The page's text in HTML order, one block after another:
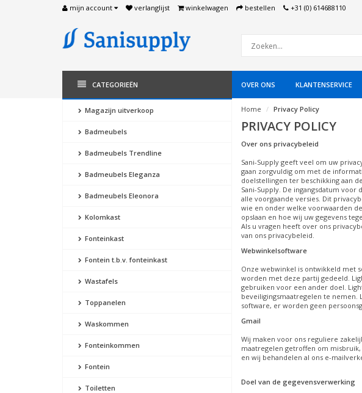
mijn account verlanglijst winkelwagen bestellen +31 (0) 614688110
CATEGORIEËN OVER ONS KLANTENSERVICE
Magazijn uitverkoop
Badmeubels
Badmeubels Trendline
Badmeubels Eleganza
Badmeubels Eleonora
Kolomkast
Fonteinkast
Fontein t.b.v. fonteinkast
Wastafels
Toppanelen
Waskommen
Fonteinkommen
Fontein
Toiletten
Home Privacy Policy
PRIVACY POLICY
Over ons privacybeleid
Sani-Supply geeft veel om uw
gaan zorgvuldig om met de
doelstellingen ter beschikking aan
Sani-Supply. De ingangsdatum
alle voorgaande versies. Dit
wie en onder welke voorwaarden
opslaan en hoe wij uw gegevens
Als u vragen heeft over ons
van ons privacybeleid.
Webwinkelsoftware
Onze webwinkel is ontwikkeld met
worden met deze partij gedeeld.
gebruiken voor een ander doel.
beveiligingsmaatregelen te
software, er worden geen
Gmail
Wij maken voor ons reguliere
maatregelen getroffen om
en wij behandelen al ons e-
Doel van de gegevensverwerking